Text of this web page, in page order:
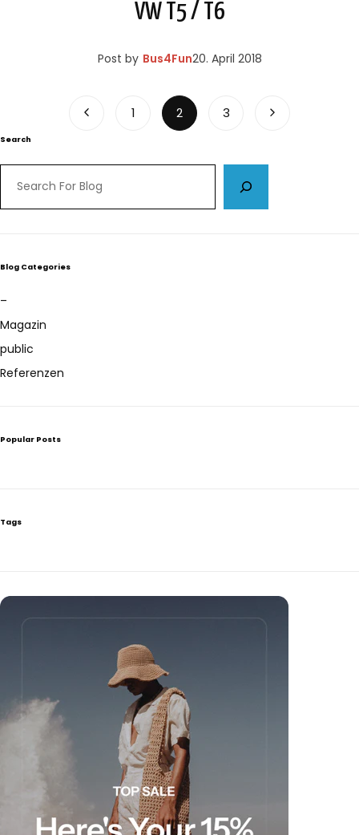
VW T5 / T6
Post by Bus4Fun20. April 2018
1 2 3
Search
Blog Categories
–
Magazin
public
Referenzen
Popular Posts
Tags